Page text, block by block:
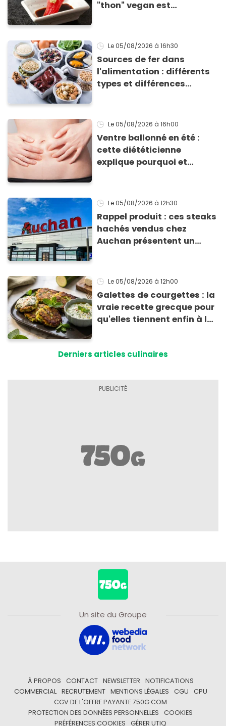
"thon" vegan est
Le 05/08/2026 à 16h30
Sources de fer dans
l'alimentation : différents
types et différences
Le 05/08/2026 à 16h00
Ventre ballonné en été :
cette diététicienne
explique pourquoi et
Le 05/08/2026 à 12h30
Rappel produit : ces steaks
hachés vendus chez
Auchan présentent un
Le 05/08/2026 à 12h00
Galettes de courgettes : la
vraie recette grecque pour
qu'elles tiennent enfin à la
Derniers articles culinaires
Un site du Groupe
À PROPOS CONTACT NEWSLETTER
NOTIFICATIONS
COMMERCIAL
RECRUTEMENT MENTIONS LÉGALES CGU
CPU
CGV DE L'OFFRE PAYANTE 750G.COM
PROTECTION DES DONNÉES PERSONNELLES
COOKIES
PRÉFÉRENCES COOKIES
GÉRER UTIQ